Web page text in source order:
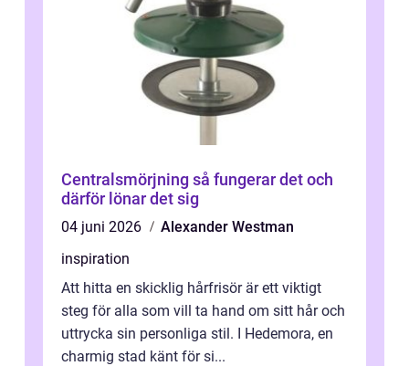
Centralsmörjning så fungerar det och
därför lönar det sig
04 juni 2026
Alexander Westman
inspiration
Att hitta en skicklig hårfrisör är ett viktigt
steg för alla som vill ta hand om sitt hår och
uttrycka sin personliga stil. I Hedemora, en
charmig stad känt för si...